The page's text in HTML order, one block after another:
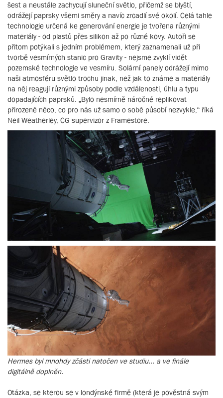
šest a neustále zachycují sluneční světlo, přičemž se blyští,
odrážejí paprsky všemi směry a navíc zrcadlí své okolí. Celá tahle
technologie určená ke generování energie je tvořena různými
materiály - od plastů přes silikon až po různé kovy. Autoři se
přitom potýkali s jedním problémem, který zaznamenali už při
tvorbě vesmírných stanic pro Gravity - nejsme zvyklí vidět
pozemské technologie ve vesmíru. Solární panely odrážejí mimo
naši atmosféru světlo trochu jinak, než jak to známe a materiály
na něj reagují různými způsoby podle vzdálenosti, úhlu a typu
dopadajících paprsků. „Bylo nesmírně náročné replikovat
přirozeně něco, co pro nás už samo o sobě působí nezvykle,“ říká
Neil Weatherley, CG supervizor z Framestore.
Hermes byl mnohdy zčásti natočen ve studiu... a ve finále
digitálně doplněn.
Otázka, se kterou se v londýnské firmě (která je pověstná svým